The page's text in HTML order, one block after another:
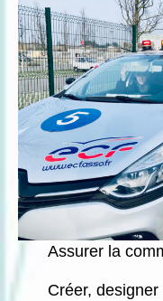
Assurer la
Créer,